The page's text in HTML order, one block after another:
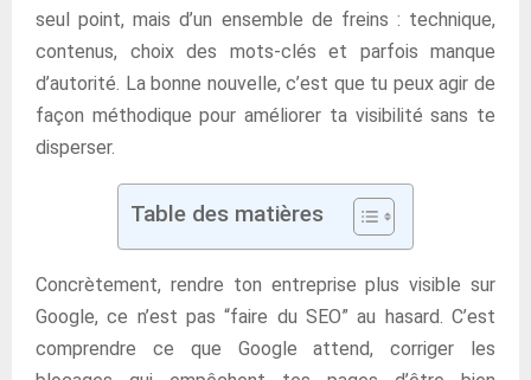
seul point, mais d’un ensemble de freins : technique,
contenus, choix des mots-clés et parfois manque
d’autorité. La bonne nouvelle, c’est que tu peux agir de
façon méthodique pour améliorer ta visibilité sans te
disperser.
Table des matières
Concrètement, rendre ton entreprise plus visible sur
Google, ce n’est pas “faire du SEO” au hasard. C’est
comprendre ce que Google attend, corriger les